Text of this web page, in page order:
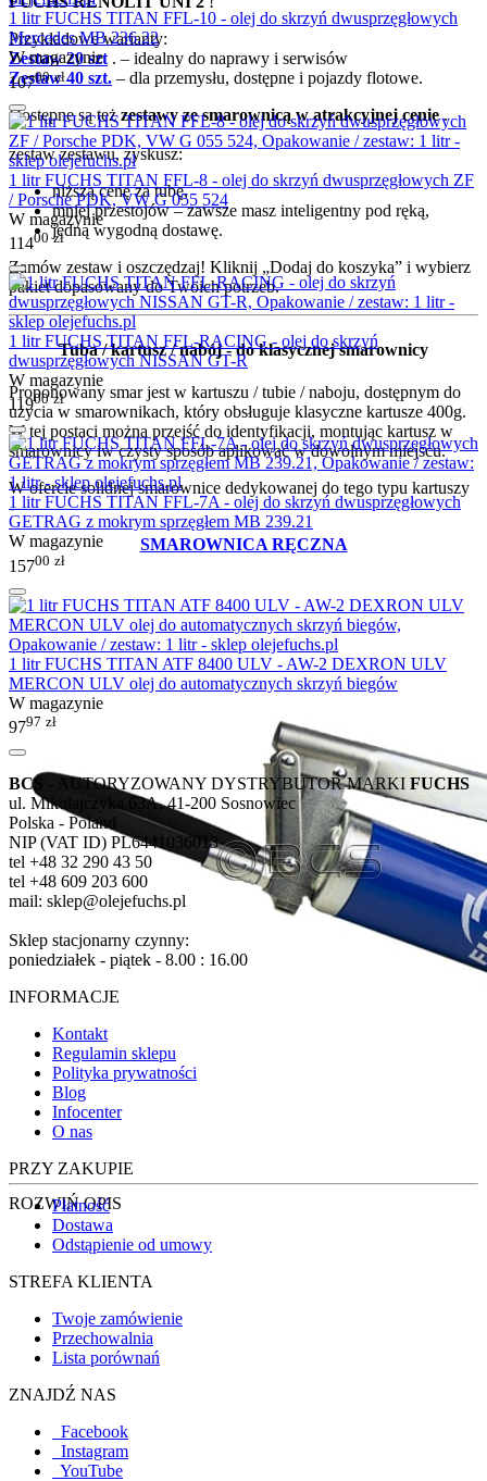
Przykładowe warianty:
Zestaw 20 szt. – idealny do naprawy i serwisów
Zestaw 40 szt. – dla przemysłu, dostępne i pojazdy flotowe.
Dostępne są teżzestawy ze smarownicą w atrakcyjnej cenie.
zestaw zestawu, zyskusz:
niższą cenę za tubę,
mniej przestojów – zawsze masz inteligentny pod ręką,
jedną wygodną dostawę.
Zamów zestaw i oszczędzaj! Kliknij „Dodaj do koszyka” i wybierz
pakiet dopasowany do Twoich potrzeb.
Tuba / kartusz / nabój - do klasycznej smarownicy
Proponowany smar jest w kartuszu / tubie / naboju, dostępnym do
użycia w smarownikach, który obsługuje klasyczne kartusze 400g.
W tej postaci można przejść do identyfikacji, montując kartusz w
smarownicy iw czysty sposób aplikować w dowolnym miejscu.
W ofercie solidnej smarownice dedykowanej do tego typu kartuszy
-
SMAROWNICA RĘCZNA
ROZWIŃ OPIS
1 litr FUCHS TITAN FFL-10 - olej do skrzyń dwusprzęgłowych
Mercedes MB 236.22
W magazynie
10700 zł
1 litr FUCHS TITAN FFL-8 - olej do skrzyń dwusprzęgłowych ZF
/ Porsche PDK, VW G 055 524
W magazynie
11400 zł
1 litr FUCHS TITAN FFL-RACING - olej do skrzyń
dwusprzęgłowych NISSAN GT-R
W magazynie
11900 zł
1 litr FUCHS TITAN FFL-7A - olej do skrzyń dwusprzęgłowych
GETRAG z mokrym sprzęgłem MB 239.21
W magazynie
15700 zł
1 litr FUCHS TITAN ATF 8400 ULV - AW-2 DEXRON ULV
MERCON ULV olej do automatycznych skrzyń biegów
W magazynie
9797 zł
BCS - AUTORYZOWANY DYSTRYBUTOR MARKI FUCHS
ul. Mikołajczyka 63A, 41-200 Sosnowiec
Polska - Poland
NIP (VAT ID) PL6441036013
tel +48 32 290 43 50
tel +48 609 203 600
mail: sklep@olejefuchs.pl
Sklep stacjonarny czynny:
poniedziałek - piątek - 8.00 : 16.00
INFORMACJE
Kontakt
Regulamin sklepu
Polityka prywatności
Blog
Infocenter
O nas
PRZY ZAKUPIE
Płatność
Dostawa
Odstąpienie od umowy
STREFA KLIENTA
Twoje zamówienie
Przechowalnia
Lista porównań
ZNAJDŹ NAS
Facebook
Instagram
YouTube